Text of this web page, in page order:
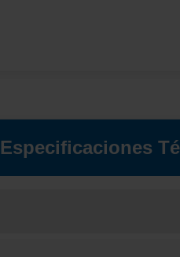
Especificaciones